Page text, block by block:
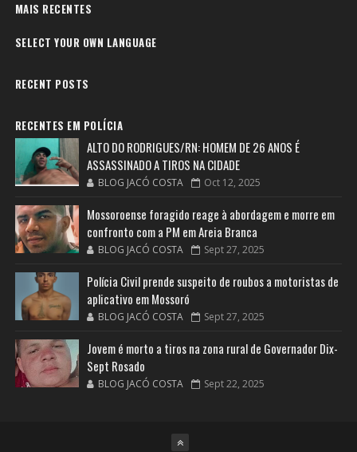
MAIS RECENTES
SELECT YOUR OWN LANGUAGE
RECENT POSTS
RECENTES EM POLÍCIA
ALTO DO RODRIGUES/RN: HOMEM DE 26 ANOS É
ASSASSINADO A TIROS NA CIDADE
BLOG JACÓ COSTA Oct 12, 2025
Mossoroense foragido reage à abordagem e morre em
confronto com a PM em Areia Branca
BLOG JACÓ COSTA Sept 27, 2025
Polícia Civil prende suspeito de roubos a motoristas de
aplicativo em Mossoró
BLOG JACÓ COSTA Sept 27, 2025
Jovem é morto a tiros na zona rural de Governador Dix-
Sept Rosado
BLOG JACÓ COSTA Sept 22, 2025